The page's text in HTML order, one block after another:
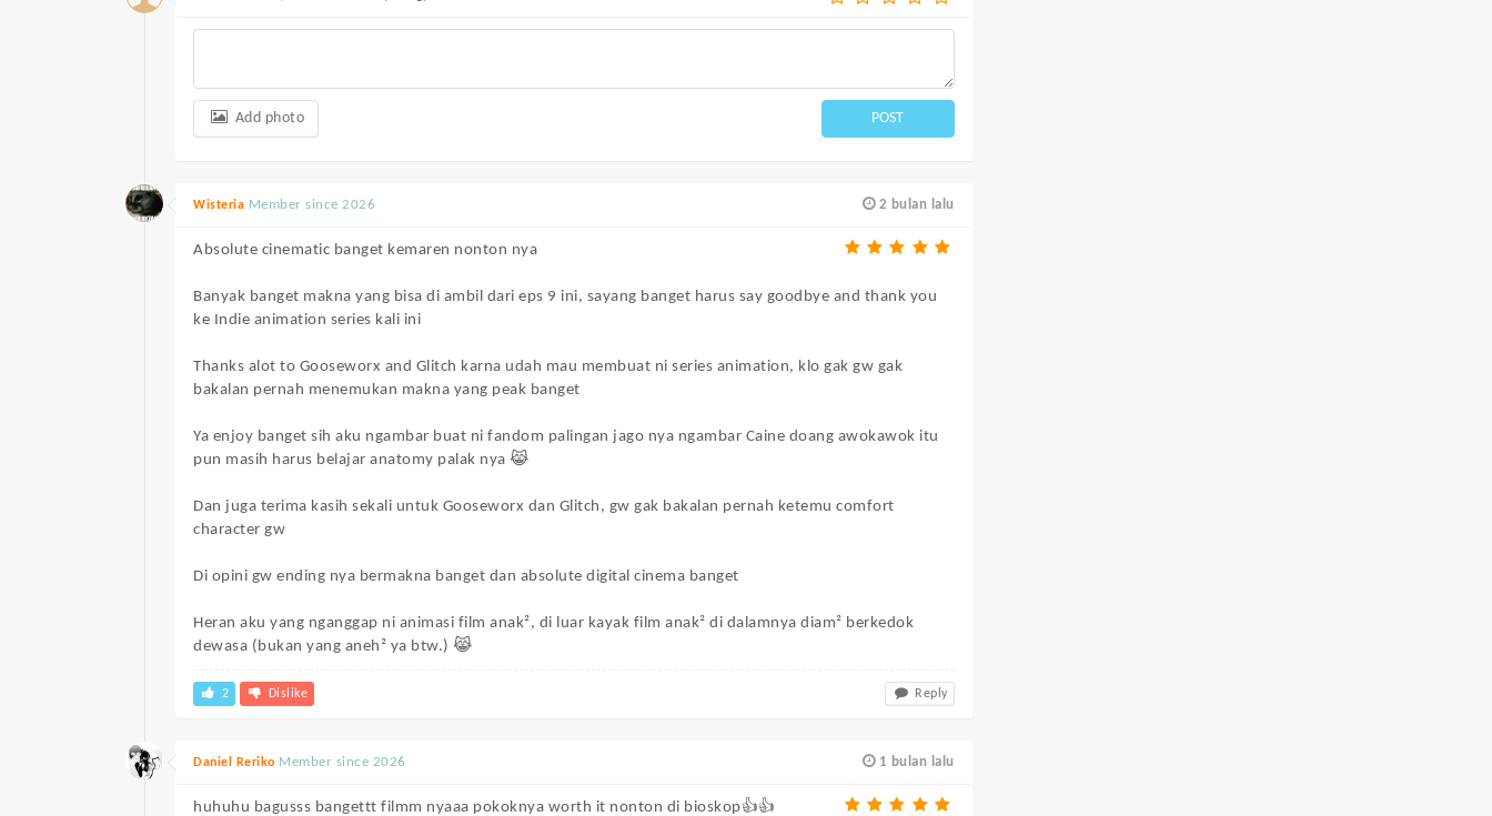
Add photo POST
2 bulan lalu
Wisteria Member since 2026
Absolute cinematic banget kemaren nonton nya
Banyak banget makna yang bisa di ambil dari eps 9 ini, sayang banget harus say goodbye and thank you
ke Indie animation series kali ini
Thanks alot to Gooseworx and Glitch karna udah mau membuat ni series animation, klo gak gw gak
bakalan pernah menemukan makna yang peak banget
Ya enjoy banget sih aku ngambar buat ni fandom palingan jago nya ngambar Caine doang awokawok itu
pun masih harus belajar anatomy palak nya 😹
Dan juga terima kasih sekali untuk Gooseworx dan Glitch, gw gak bakalan pernah ketemu comfort
character gw
Di opini gw ending nya bermakna banget dan absolute digital cinema banget
Heran aku yang nganggap ni animasi film anak², di luar kayak film anak² di dalamnya diam² berkedok
dewasa (bukan yang aneh² ya btw.) 😹
2 Dislike Reply
1 bulan lalu
Daniel Reriko Member since 2026
huhuhu bagusss bangettt filmm nyaaa pokoknya worth it nonton di bioskop👍👍